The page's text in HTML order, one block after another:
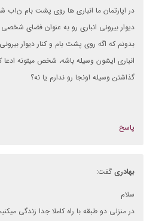
در
دیوار بیرونی انباری رو به عنوان فضای
بدونم که اگه روی پشت بام و کنار دیوار
انباری ایشون وسیله باشه، شخص میتونه ادعا
گذاشتن وسیله اونجا رو ندارم یا نه؟
پاسخ
بهادری گفت:
سلام
در منزلی دو طبقه با راه کاملا جدا زندگی